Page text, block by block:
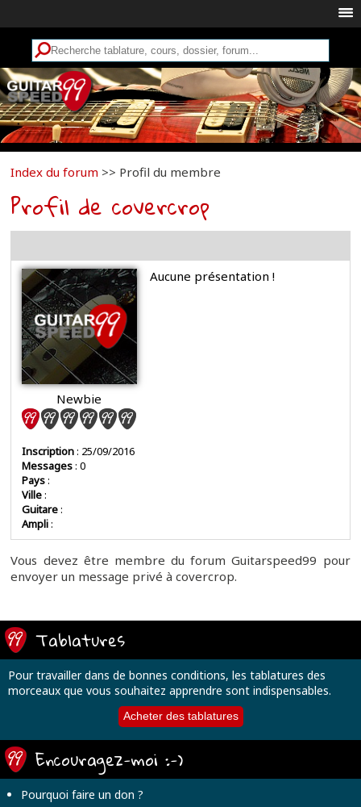
Index du forum >> Profil du membre
Profil de covercrop
Newbie
Inscription: 25/09/2016
Messages: 0
Pays:
Ville:
Guitare:
Ampli:
Aucune présentation !
Vous devez être membre du forum Guitarspeed99 pour
envoyer un message privé à covercrop.
Tablatures
Pour travailler dans de bonnes conditions, les tablatures des
morceaux que vous souhaitez apprendre sont indispensables.
Acheter des tablatures
Encouragez-moi :-)
Pourquoi faire un don ?